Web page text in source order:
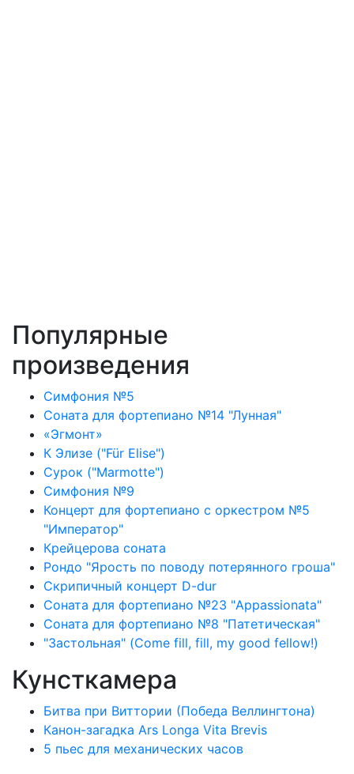
Популярные
произведения
Симфония №5
Соната для фортепиано №14 "Лунная"
«Эгмонт»
К Элизе ("Für Elise")
Сурок ("Marmotte")
Симфония №9
Концерт для фортепиано с оркестром №5
"Император"
Крейцерова соната
Рондо "Ярость по поводу потерянного гроша"
Скрипичный концерт D-dur
Соната для фортепиано №23 "Appassionata"
Соната для фортепиано №8 "Патетическая"
"Застольная" (Come fill, fill, my good fellow!)
Кунсткамера
Битва при Виттории (Победа Веллингтона)
Канон-загадка Ars Longa Vita Brevis
5 пьес для механических часов